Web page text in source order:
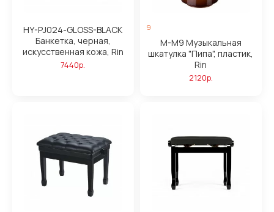
HY-PJ024-GLOSS-BLACK
Банкетка, черная,
искусственная кожа, Rin
7440р.
9
M-M9 Музыкальная
шкатулка "Пипа", пластик,
Rin
2120р.